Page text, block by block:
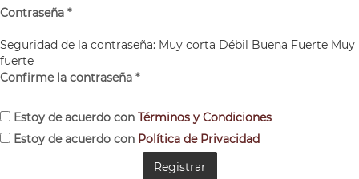
Contraseña *
Seguridad de la contraseña: Muy corta Débil Buena Fuerte Muy
fuerte
Confirme la contraseña *
Estoy de acuerdo con Términos y Condiciones
Estoy de acuerdo con Política de Privacidad
Registrar